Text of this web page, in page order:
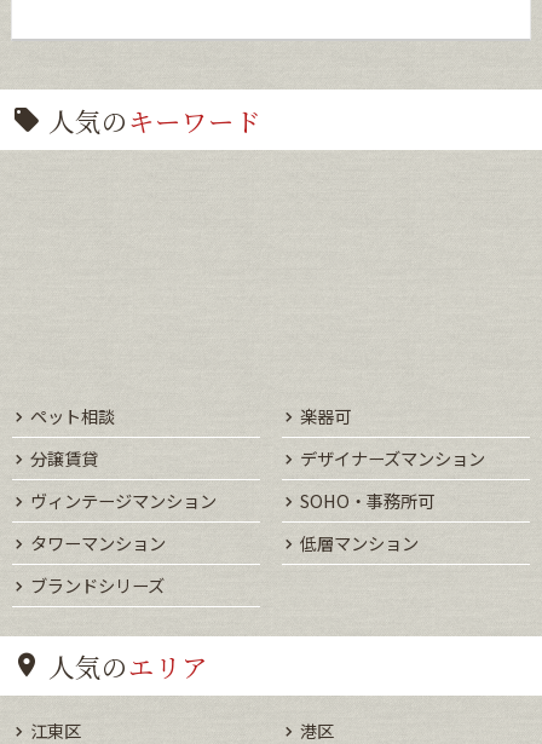
人気のキーワード
ペット相談
楽器可
分譲賃貸
デザイナーズマンション
ヴィンテージマンション
SOHO・事務所可
タワーマンション
低層マンション
ブランドシリーズ
人気のエリア
江東区
港区